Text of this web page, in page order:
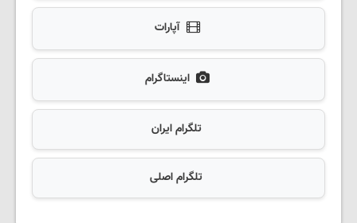
آپارات
اینستاگرام
تلگرام ایران
تلگرام اصلی